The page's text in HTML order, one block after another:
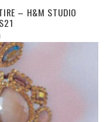
– H&M STUDIO